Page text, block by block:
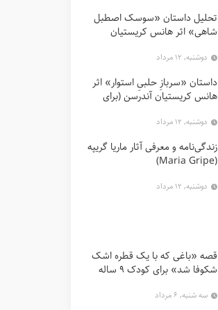
تحلیل داستان «سوسک اصطبل
شاهی» اثر هانس کریستیان
دوشنبه, ۱۲ مرداد
داستان «سربازِ حلبیِ استوار» اثر
هانس کریستیان آندرسن (برای
دوشنبه, ۱۲ مرداد
زندگی‌نامه و معرفی آثار ماریا گریپه
(Maria Gripe)
دوشنبه, ۱۲ مرداد
قصه «باغی که با یک قطره اشک
شکوفا شد» برای کودک ۹ ساله
سه شنبه, ۶ مرداد